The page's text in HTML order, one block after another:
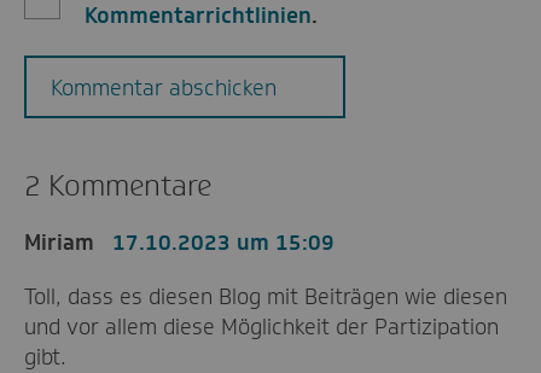
Kommentarrichtlinien.
Kommentar abschicken
2 Kommentare
Miriam
17.10.2023 um 15:09
Toll, dass es diesen Blog mit Beiträgen wie diesen
und vor allem diese Möglichkeit der Partizipation
gibt.